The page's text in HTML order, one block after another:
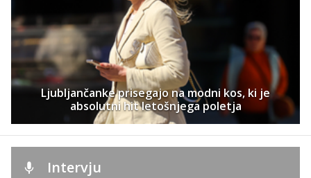
Ljubljančanke prisegajo na modni kos, ki je
absolutni hit letošnjega poletja
Intervju